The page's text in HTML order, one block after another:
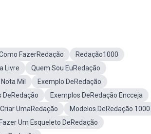
FazerRedação
Redação1000
Livre
Quem Sou EuRedação
Mil
Exemplo DeRedação
DeRedação
Exemplos DeRedação Encceja
UmaRedação
Modelos DeRedação 1000
Um Esqueleto DeRedação